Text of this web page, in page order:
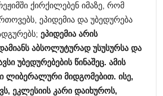
ქირქილებენ იმაზე, რომ
ეპიდემია და უბედურება
ეპიდემია არის
აბსოლუტურად უსუსურსა და
უბედურებების წინაშეც. ამის
ლიბერალური მიდგომებით. ისე,
, ეკლესიის კარი დაიხუროს,